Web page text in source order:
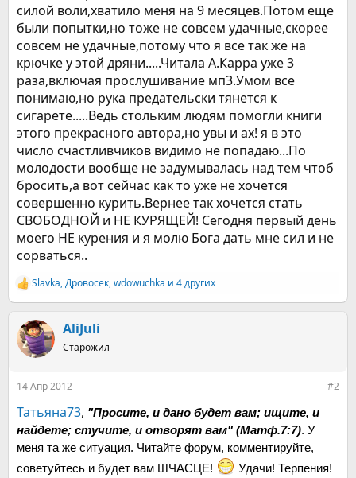
силой воли,хватило меня на 9 месяцев.Потом еще
были попытки,но тоже не совсем удачные,скорее
совсем не удачные,потому что я все так же на
крючке у этой дряни.....Читала А.Карра уже 3
раза,включая прослушивание мп3.Умом все
понимаю,но рука предательски тянется к
сигарете.....Ведь стольким людям помогли книги
этого прекрасного автора,но увы и ах! я в это
число счастливчиков видимо не попадаю...По
молодости вообще не задумывалась над тем чтоб
бросить,а вот сейчас как то уже не хочется
совершенно курить.Вернее так хочется стать
СВОБОДНОЙ и НЕ КУРЯЩЕЙ! Сегодня первый день
моего НЕ курения и я молю Бога дать мне сил и не
сорваться..
Р
е
к
ц
и
Slavka,Дровосек,wdowuchka и 4 других
AliJuli
Старожил
14 Апр 2012 #2
Татьяна73, "Просите, и дано будет вам; ищите, и
найдете; стучите, и отворят вам" (Матф.7:7). У
меня та же ситуация. Читайте форум, комментируйте,
советуйтесь и будет вам ШЧАСЦЕ!
Удачи! Терпения!